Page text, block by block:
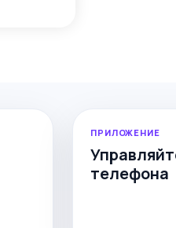
ПРИЛОЖЕНИЕ
телефона